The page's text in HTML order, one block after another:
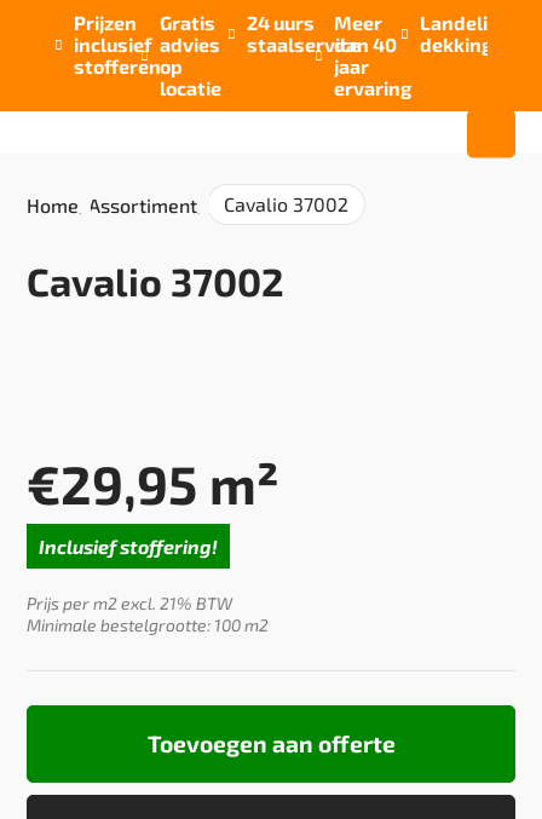

Prijzen
inclusief
stofferen

Gratis
advies
op
locatie

24 uurs
staalservice

Meer
dan 40
jaar
ervaring

Landelijke
dekking
Home Assortiment Cavalio 37002
Cavalio 37002
€29,95 m²
Inclusief stoffering!
Prijs per m2 excl. 21% BTW
Minimale bestelgrootte: 100 m2
Toevoegen aan offerte